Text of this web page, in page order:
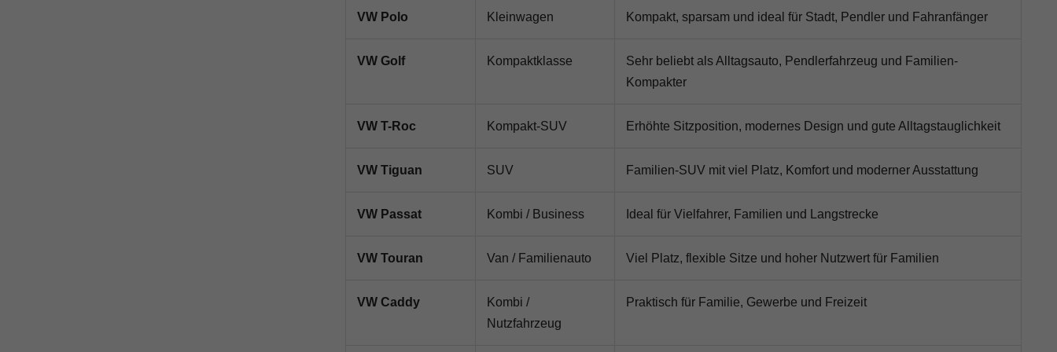
VW Polo Kleinwagen Kompakt, sparsam und ideal für Stadt, Pendler und Fahranfänger
VW Golf Kompaktklasse
Sehr beliebt als Alltagsauto, Pendlerfahrzeug und Familien-
Kompakter
VW T-Roc Kompakt-SUV Erhöhte Sitzposition, modernes Design und gute Alltagstauglichkeit
VW Tiguan SUV Familien-SUV mit viel Platz, Komfort und moderner Ausstattung
VW Passat Kombi / Business Ideal für Vielfahrer, Familien und Langstrecke
VW Touran Van / Familienauto Viel Platz, flexible Sitze und hoher Nutzwert für Familien
VW Caddy
Kombi /
Nutzfahrzeug
Praktisch für Familie, Gewerbe und Freizeit